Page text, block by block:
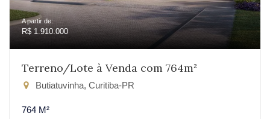
A partir de:
R$ 1.910.000
Terreno/Lote à Venda com 764m²
Butiatuvinha, Curitiba-PR
764 M²